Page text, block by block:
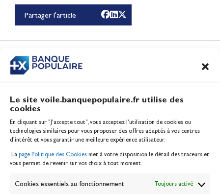
Le site voile.banquepopulaire.fr utilise des
cookies
En cliquant sur "J'accepte tout", vous acceptez l’utilisation de cookies ou
technologies similaires pour vous proposer des offres adaptés à vos centres
d’intérêt et vous garantir une meilleure expérience utilisateur.
La page Politique des Cookies met à votre disposition le détail des traceurs et
vous permet de revenir sur vos choix à tout moment.
Cookies essentiels au fonctionnement Toujours activé
Partager l'article
CONTENUS
d'eau des Jeux
Olympiques 2028
Inscription serveur média
Contact
Politique des cookies
Banque de la voile